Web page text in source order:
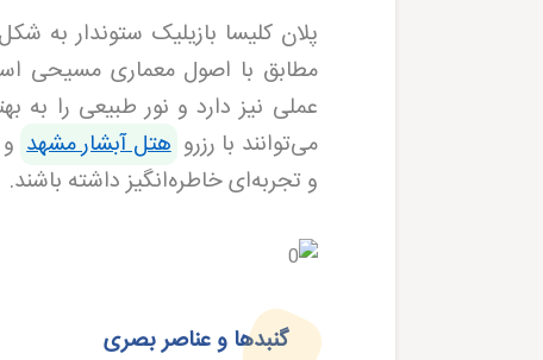
پلان کلیسا بازیلیک ستوندار
مطابق با اصول معماری مسیحی
عملی نیز دارد و نور طبیعی را به
می‌توانند با رزرو هتل آبشار مشهد
و تجربه‌ای خاطره‌انگیز داشته باشند.
گنبدها و عناصر بصری